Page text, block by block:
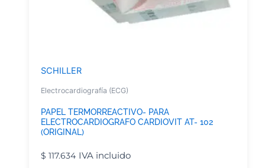
SCHILLER
Electrocardiografía (ECG)
PAPEL TERMORREACTIVO- PARA
ELECTROCARDIOGRAFO CARDIOVIT AT- 102
(ORIGINAL)
$ 117.634 IVA incluido